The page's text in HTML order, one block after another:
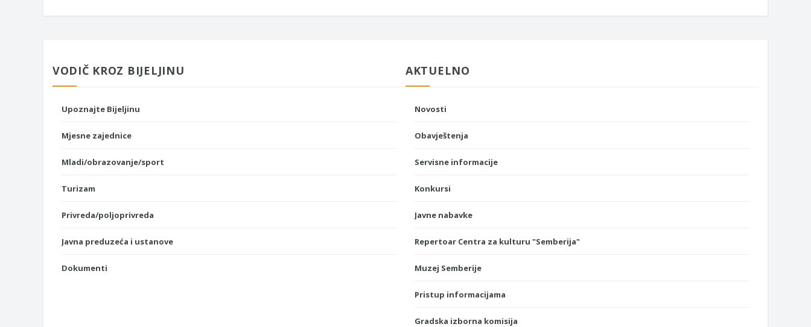
VODIČ KROZ BIJELJINU
Upoznajte Bijeljinu
Mjesne zajednice
Mladi/obrazovanje/sport
Turizam
Privreda/poljoprivreda
Javna preduzeća i ustanove
Dokumenti
AKTUELNO
Novosti
Obavještenja
Servisne informacije
Konkursi
Javne nabavke
Repertoar Centra za kulturu "Semberija"
Muzej Semberije
Pristup informacijama
Gradska izborna komisija